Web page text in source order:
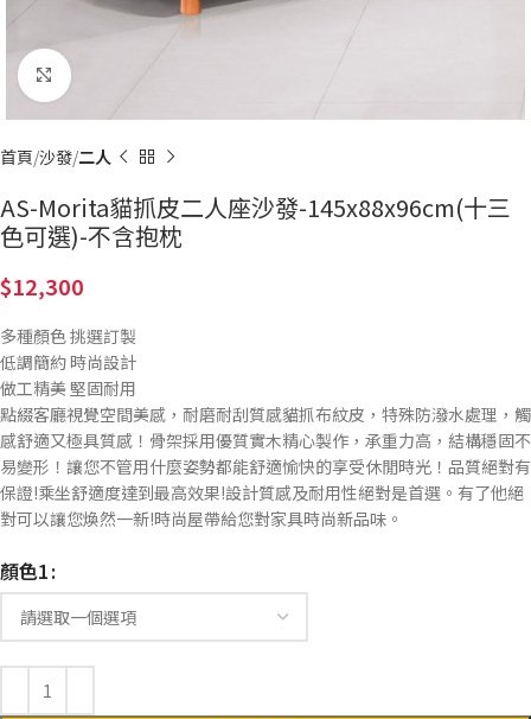
Click to enlarge
首頁 沙發 二人
AS-Morita貓抓皮二人座沙發-145x88x96cm(十三
色可選)-不含抱枕
12,300
多種顏色 挑選訂製
低調簡約 時尚設計
做工精美 堅固耐用
點綴客廳視覺空間美感，耐磨耐刮質感貓抓布紋皮，特殊防潑水處理，觸
感舒適又極具質感！骨架採用優質實木精心製作，承重力高，結構穩固不
易變形！讓您不管用什麼姿勢都能舒適愉快的享受休閒時光！品質絕對有
保證!乘坐舒適度達到最高效果!設計質感及耐用性絕對是首選。有了他絕
對可以讓您煥然一新!時尚屋帶給您對家具時尚新品味。
顏色1